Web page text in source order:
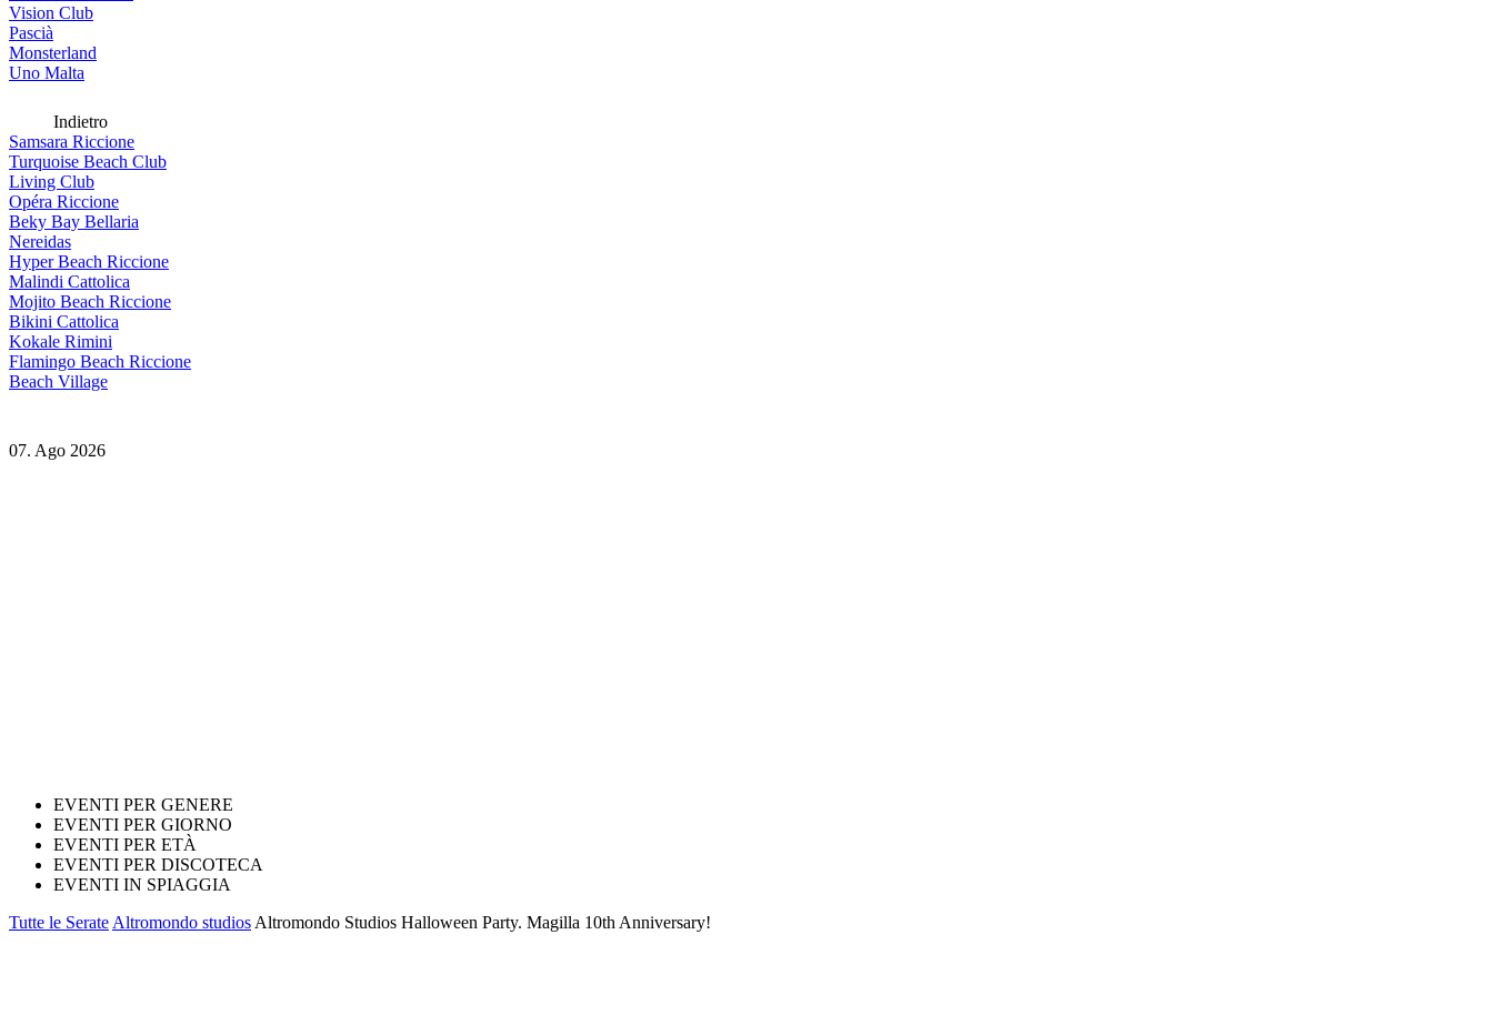
Vision Club
Pascià
Monsterland
Uno Malta
Indietro
Samsara Riccione
Turquoise Beach Club
Living Club
Opéra Riccione
Beky Bay Bellaria
Nereidas
Hyper Beach Riccione
Malindi Cattolica
Mojito Beach Riccione
Bikini Cattolica
Kokale Rimini
Flamingo Beach Riccione
Beach Village
07. Ago 2026
EVENTI PER GENERE
EVENTI PER GIORNO
EVENTI PER ETÀ
EVENTI PER DISCOTECA
EVENTI IN SPIAGGIA
Tutte le Serate Altromondo studios Altromondo Studios Halloween Party. Magilla 10th Anniversary!